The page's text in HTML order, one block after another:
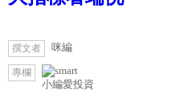
撰文者 咪編
專欄
小編愛投資